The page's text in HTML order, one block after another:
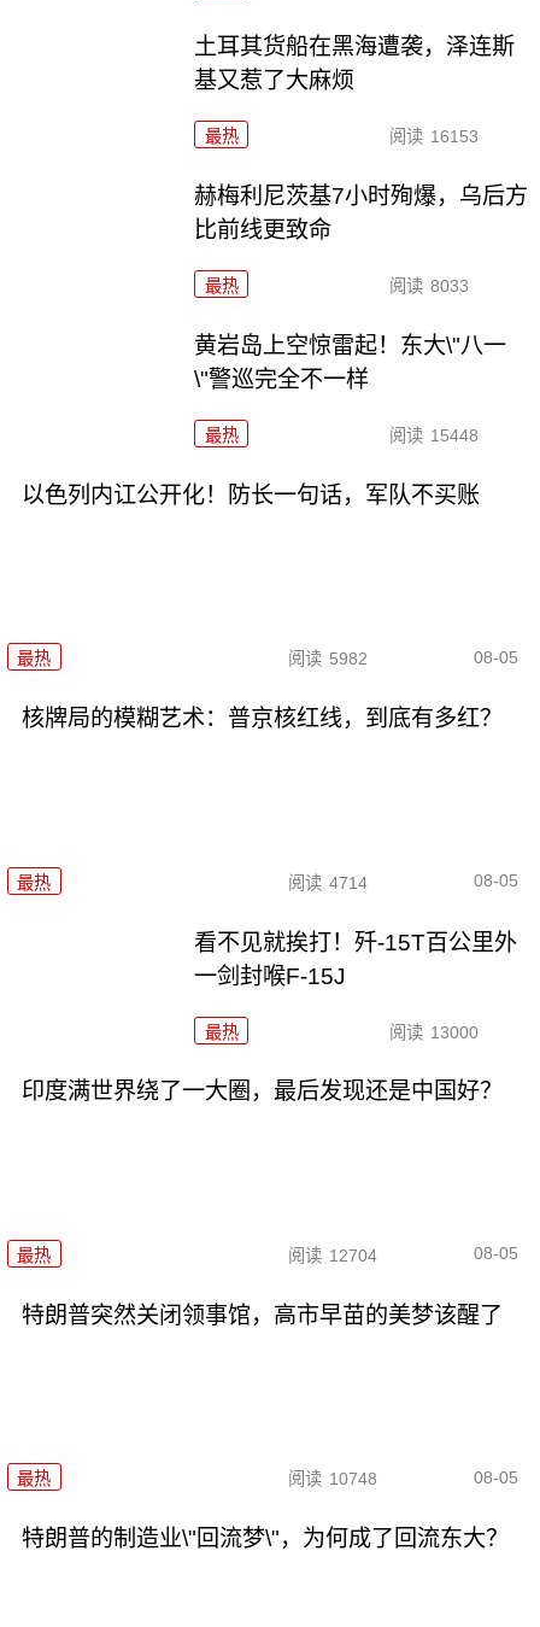
土耳其货船在黑海遭袭，泽连斯
基又惹了大麻烦
最热 阅读 16153
赫梅利尼茨基7小时殉爆，乌后方
比前线更致命
最热 阅读 8033
黄岩岛上空惊雷起！东大\"八一
\"警巡完全不一样
最热 阅读 15448
以色列内讧公开化！防长一句话，军队不买账
最热 阅读 5982 08-05
核牌局的模糊艺术：普京核红线，到底有多红？
最热 阅读 4714 08-05
看不见就挨打！歼-15T百公里外
一剑封喉F-15J
最热 阅读 13000
印度满世界绕了一大圈，最后发现还是中国好？
最热 阅读 12704 08-05
特朗普突然关闭领事馆，高市早苗的美梦该醒了
最热 阅读 10748 08-05
特朗普的制造业\"回流梦\"，为何成了回流东大？